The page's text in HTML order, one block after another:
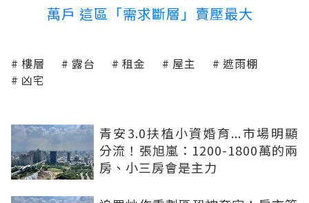
萬戶 這區「需求斷層」賣壓最大
樓層 露台 租金 屋主
遮雨棚
凶宅
青安3.0扶植小資婚育...市場明顯
分流！張旭嵐：1200-1800萬的兩
房、小三房會是主力